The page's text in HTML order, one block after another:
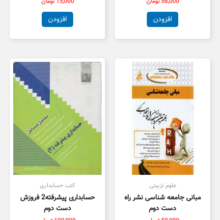
افزودن افزودن
علوم تزبیتی
مبانی جامعه شناسی نشر راه
دست دوم
کتب حسابداری
حسابداری پیشرفته2 فروزش
دست دوم